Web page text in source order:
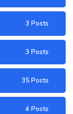
3 Posts
3 Posts
35 Posts
4 Posts